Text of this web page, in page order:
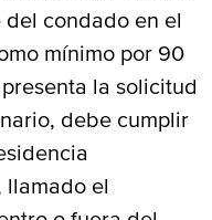
condado en el
mínimo por 90
la solicitud
debe cumplir
llamado el